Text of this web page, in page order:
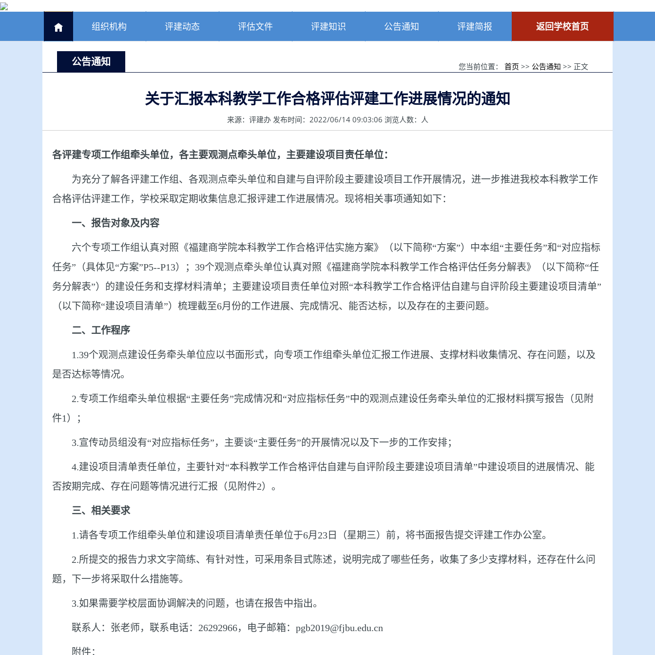
组织机构 评建动态 评估文件 评建知识 公告通知 评建简报 返回学校首页
您当前位置： 首页 >> 公告通知 >> 正文
公告通知
关于汇报本科教学工作合格评估评建工作进展情况的通知
来源：评建办 发布时间：2022/06/14 09:03:06 浏览人数： 人
各评建专项工作组牵头单位，各主要观测点牵头单位，主要建设项目责任单位：
为充分了解各评建工作组、各观测点牵头单位和自建与自评阶段主要建设项目工作开展情况，进一步推进我校本科教学工作
合格评估评建工作，学校采取定期收集信息汇报评建工作进展情况。现将相关事项通知如下：
一、报告对象及内容
六个专项工作组认真对照《福建商学院本科教学工作合格评估实施方案》（以下简称“方案”）中本组“主要任务”和“对应指标
任务”（具体见“方案”P5--P13）； 39个观测点牵头单位认真对照《福建商学院本科教学工作合格评估任务分解表》（以下简称“任
务分解表”）的建设任务和支撑材料清单；主要建设项目责任单位对照“本科教学工作合格评估自建与自评阶段主要建设项目清单”
（以下简称“建设项目清单”）梳理截至6月份的工作进展、完成情况、能否达标，以及存在的主要问题。
二、工作程序
1.39个观测点建设任务牵头单位应以书面形式，向专项工作组牵头单位汇报工作进展、支撑材料收集情况、存在问题，以及
是否达标等情况。
2.专项工作组牵头单位根据“主要任务”完成情况和“对应指标任务”中的观测点建设任务牵头单位的汇报材料撰写报告（见附
件1 ）；
3.宣传动员组没有“对应指标任务”，主要谈“主要任务”的开展情况以及下一步的工作安排；
4.建设项目清单责任单位，主要针对“本科教学工作合格评估自建与自评阶段主要建设项目清单”中建设项目的进展情况、能
否按期完成、存在问题等情况进行汇报（见附件2）。
三、相关要求
1.请各专项工作组牵头单位和建设项目清单责任单位于6月 23 日（星期三）前，将书面报告提交评建工作办公室。
2.所提交的报告力求文字简练、有针对性，可采用条目式陈述，说明完成了哪些任务，收集了多少支撑材料，还存在什么问
题，下一步将采取什么措施等。
3.如果需要学校层面协调解决的问题，也请在报告中指出。
联系人：张老师，联系电话： 26292966，电子邮箱： pgb2019@fjbu.edu.cn
附件：